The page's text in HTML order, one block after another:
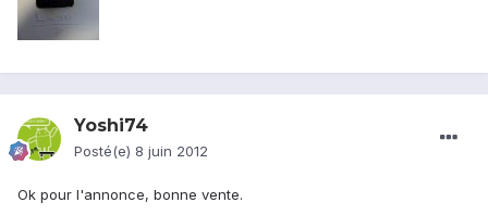
Yoshi74
Posté(e) 8 juin 2012
Ok pour l'annonce, bonne vente.